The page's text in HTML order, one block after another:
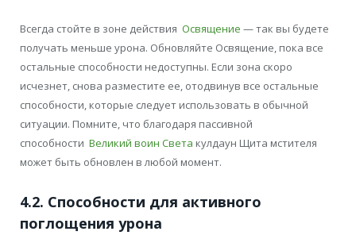
Всегда стойте в зоне действия Освящение — так вы будете
получать меньше урона. Обновляйте Освящение, пока все
остальные способности недоступны. Если зона скоро
исчезнет, снова разместите ее, отодвинув все остальные
способности, которые следует использовать в обычной
ситуации. Помните, что благодаря пассивной
способности Великий воин Света кулдаун Щита мстителя
может быть обновлен в любой момент.
4.2. Способности для активного
поглощения урона